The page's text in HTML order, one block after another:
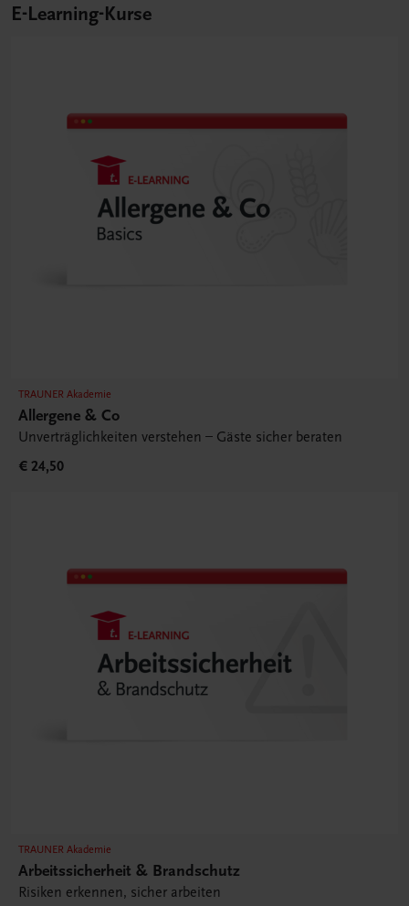
E-Learning-Kurse
TRAUNER Akademie
Allergene & Co
Unverträglichkeiten verstehen – Gäste sicher beraten
€ 24,50
TRAUNER Akademie
Arbeitssicherheit & Brandschutz
Risiken erkennen, sicher arbeiten